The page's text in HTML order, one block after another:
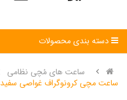
دسته بندی محصولات
ساعت های مُچی نظامی
ساعت مچی کرونوگراف غواصی سفید CB-C300-W-MB